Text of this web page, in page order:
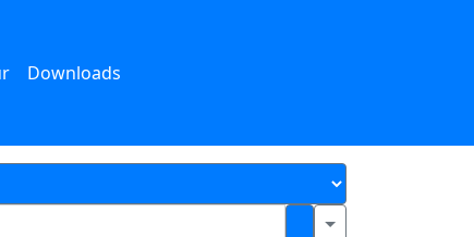
Downloads